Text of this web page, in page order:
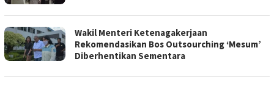
Wakil Menteri Ketenagakerjaan
Rekomendasikan Bos Outsourching ‘Mesum’
Diberhentikan Sementara